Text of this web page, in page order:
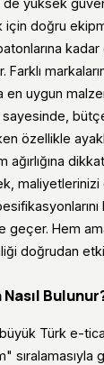
için doğru
en uygun
sayesinde,
özellikle
maliyetlerinizi
geçer. Hem
doğrudan
Nasıl
büyük Türk e-